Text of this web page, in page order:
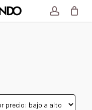
account
Close